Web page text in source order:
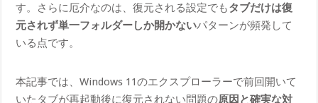
す。さらに厄介なのは、復元される設定でもタブだけは復
元されず単一フォルダーしか開かないパターンが頻発して
いる点です。
本記事では、Windows 11のエクスプローラーで前回開いて
いたタブが再起動後に復元されない問題の原因と確実な対